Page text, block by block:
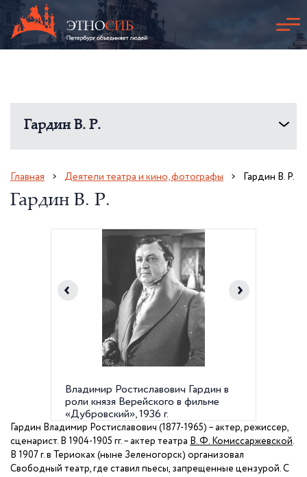
Гардин В. Р.
Главная Деятели театра и кино, фотографы Гардин В. Р.
Гардин В. Р.
Владимир Ростиславович Гардин в
роли князя Верейского в фильме
«Дубровский», 1936 г.
Гардин Владимир Ростиславович (1877-1965) – актер, режиссер,
сценарист. В 1904-1905 гг. – актер театра В. Ф. Комиссаржевской.
В 1907 г. в Териоках (ныне Зеленогорск) организовал
Свободный театр, где ставил пьесы, запрещенные цензурой. С